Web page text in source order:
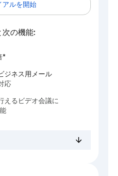
アルを開始
の機能:
*
ジネス用メール
応
えるビデオ会議に